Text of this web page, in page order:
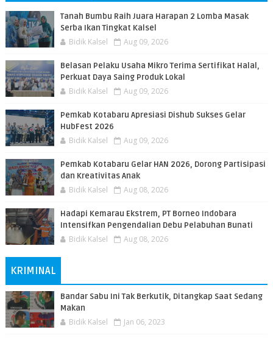
Tanah Bumbu Raih Juara Harapan 2 Lomba Masak
Serba Ikan Tingkat Kalsel
Bidik Kalsel Aug 09, 2026
Belasan Pelaku Usaha Mikro Terima Sertifikat Halal,
Perkuat Daya Saing Produk Lokal
Bidik Kalsel Aug 09, 2026
Pemkab Kotabaru Apresiasi Dishub Sukses Gelar
HubFest 2026
Bidik Kalsel Aug 09, 2026
Pemkab Kotabaru Gelar HAN 2026, Dorong Partisipasi
dan Kreativitas Anak
Bidik Kalsel Aug 08, 2026
​Hadapi Kemarau Ekstrem, PT Borneo Indobara
Intensifkan Pengendalian Debu Pelabuhan Bunati
Bidik Kalsel Aug 08, 2026
KRIMINAL
Bandar Sabu Ini Tak Berkutik, Ditangkap Saat Sedang
Makan
Bidik Kalsel Jan 06, 2023